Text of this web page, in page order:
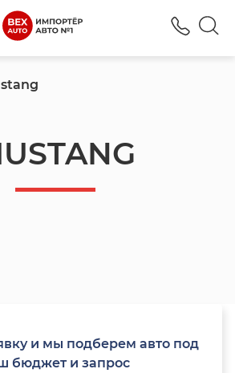
и мы подберем авто под
бюджет и запрос